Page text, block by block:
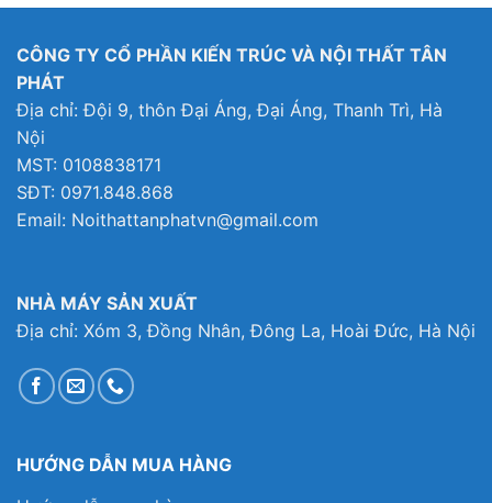
CÔNG TY CỔ PHẦN KIẾN TRÚC VÀ NỘI THẤT TÂN
PHÁT
Địa chỉ: Đội 9, thôn Đại Áng, Đại Áng, Thanh Trì, Hà
Nội
MST: 0108838171
SĐT: 0971.848.868
Email: Noithattanphatvn@gmail.com
NHÀ MÁY SẢN XUẤT
Địa chỉ: Xóm 3, Đồng Nhân, Đông La, Hoài Đức, Hà Nội
HƯỚNG DẪN MUA HÀNG